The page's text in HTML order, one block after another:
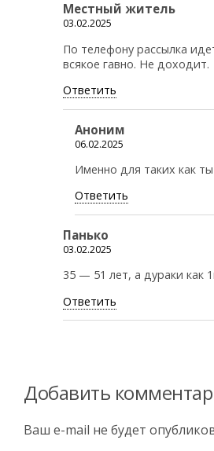
Местный житель
03.02.2025
По телефону рассылка
всякое гавно. Не доходит.
Ответить
Аноним
06.02.2025
Именно для таких как
Ответить
Панько
03.02.2025
35 — 51 лет, а дураки как
Ответить
Добавить
Ваш e-mail не будет